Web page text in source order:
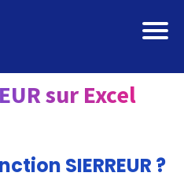
sur Excel
SIERREUR ?